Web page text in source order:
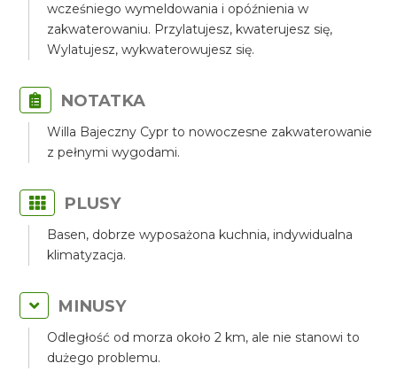
wcześniego wymeldowania i opóźnienia w
zakwaterowaniu. Przylatujesz, kwaterujesz się,
Wylatujesz, wykwaterowujesz się.
NOTATKA
Willa Bajeczny Cypr to nowoczesne zakwaterowanie
z pełnymi wygodami.
PLUSY
Basen, dobrze wyposażona kuchnia, indywidualna
klimatyzacja.
MINUSY
Odległość od morza około 2 km, ale nie stanowi to
dużego problemu.